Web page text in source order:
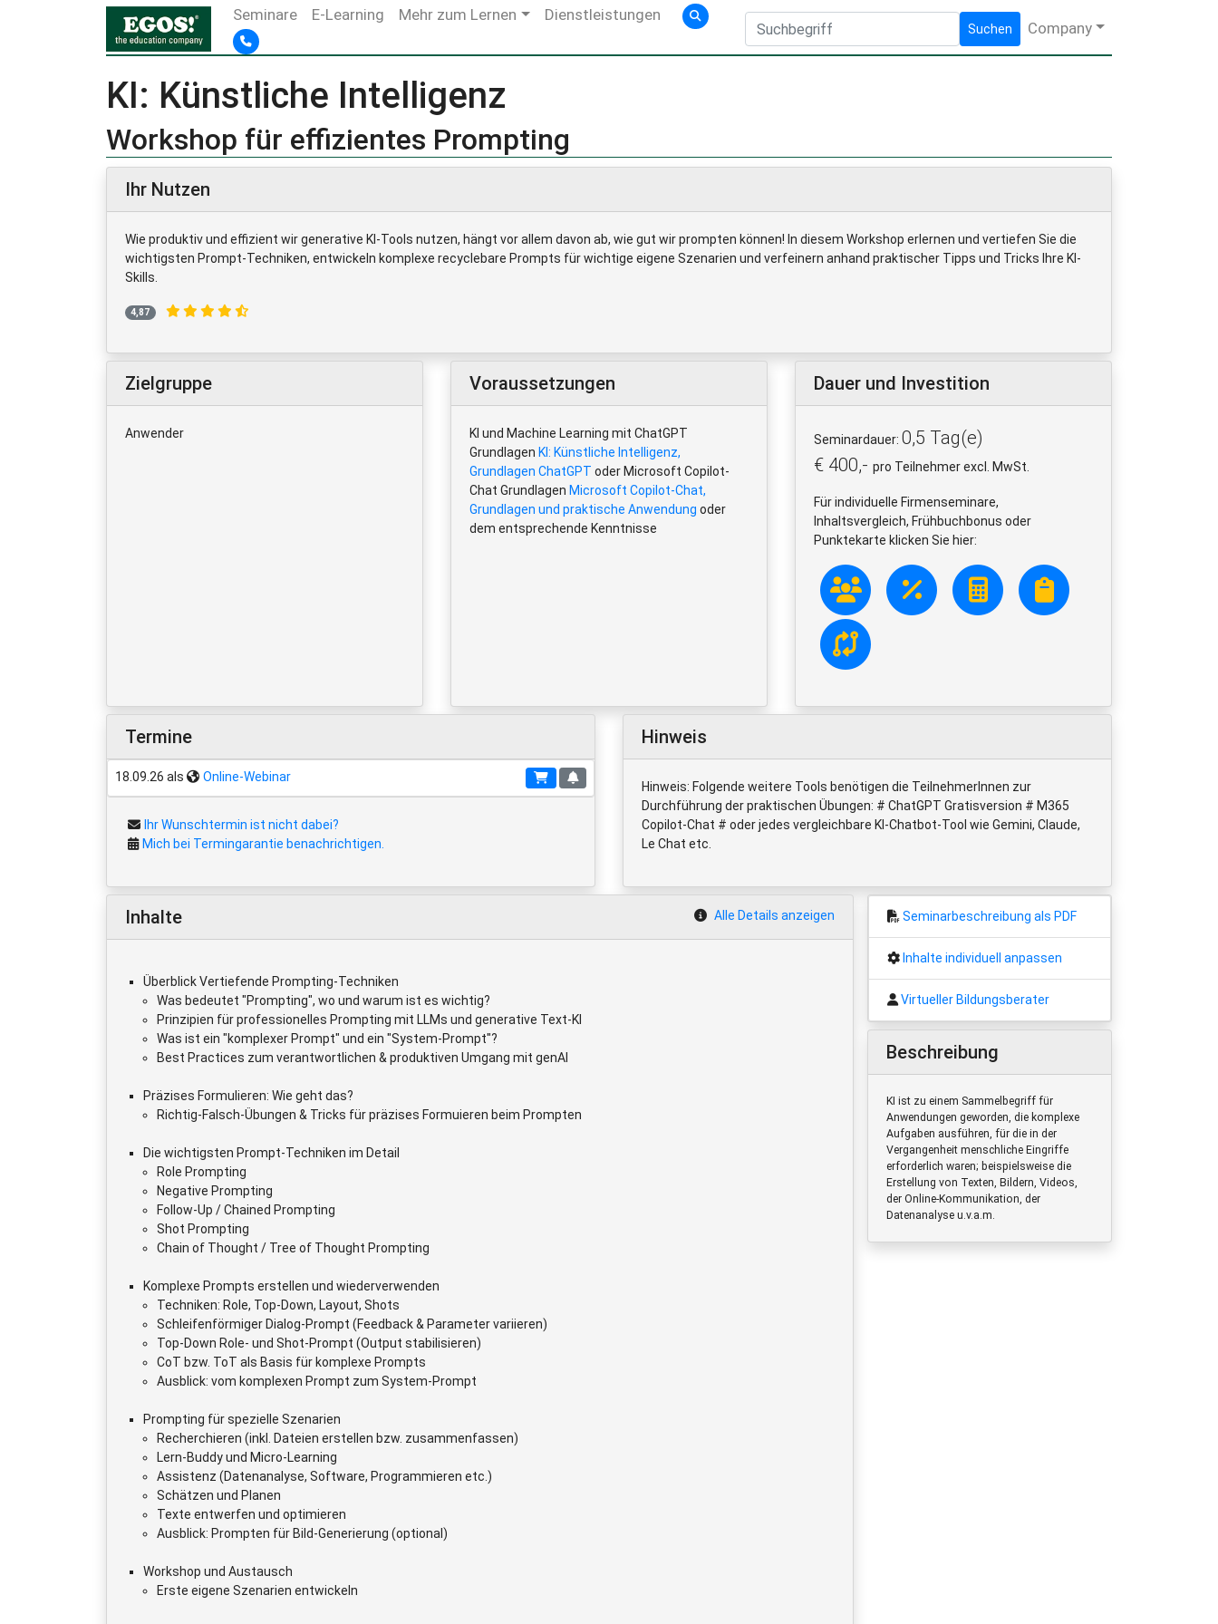
Seminare E-Learning Mehr zum Lernen Dienstleistungen
Suchen Company
KI: Künstliche Intelligenz
Workshop für effizientes Prompting
Ihr Nutzen
Wie produktiv und effizient wir generative KI-Tools nutzen, hängt vor allem davon ab, wie gut wir prompten können! In diesem Workshop erlernen und vertiefen Sie die
wichtigsten Prompt-Techniken, entwickeln komplexe recyclebare Prompts für wichtige eigene Szenarien und verfeinern anhand praktischer Tipps und Tricks Ihre KI-
Skills.
4,87
Zielgruppe
Anwender
Voraussetzungen
KI und Machine Learning mit ChatGPT
Grundlagen KI: Künstliche Intelligenz,
Grundlagen ChatGPT oder Microsoft Copilot-
Chat Grundlagen Microsoft Copilot-Chat,
Grundlagen und praktische Anwendung oder
dem entsprechende Kenntnisse
Dauer und Investition
Seminardauer: 0,5 Tag(e)
€ 400,- pro Teilnehmer excl. MwSt.
Für individuelle Firmenseminare,
Inhaltsvergleich, Frühbuchbonus oder
Punktekarte klicken Sie hier:
Termine
18.09.26 als Online-Webinar
Ihr Wunschtermin ist nicht dabei?
Mich bei Termingarantie benachrichtigen.
Hinweis
Hinweis: Folgende weitere Tools benötigen die TeilnehmerInnen zur
Durchführung der praktischen Übungen: # ChatGPT Gratisversion # M365
Copilot-Chat # oder jedes vergleichbare KI-Chatbot-Tool wie Gemini, Claude,
Le Chat etc.
Inhalte Alle Details anzeigen
Überblick Vertiefende Prompting-Techniken
Was bedeutet "Prompting", wo und warum ist es wichtig?
Prinzipien für professionelles Prompting mit LLMs und generative Text-KI
Was ist ein "komplexer Prompt" und ein "System-Prompt"?
Best Practices zum verantwortlichen & produktiven Umgang mit genAI
Präzises Formulieren: Wie geht das?
Richtig-Falsch-Übungen & Tricks für präzises Formuieren beim Prompten
Die wichtigsten Prompt-Techniken im Detail
Role Prompting
Negative Prompting
Follow-Up / Chained Prompting
Shot Prompting
Chain of Thought / Tree of Thought Prompting
Komplexe Prompts erstellen und wiederverwenden
Techniken: Role, Top-Down, Layout, Shots
Schleifenförmiger Dialog-Prompt (Feedback & Parameter variieren)
Top-Down Role- und Shot-Prompt (Output stabilisieren)
CoT bzw. ToT als Basis für komplexe Prompts
Ausblick: vom komplexen Prompt zum System-Prompt
Prompting für spezielle Szenarien
Recherchieren (inkl. Dateien erstellen bzw. zusammenfassen)
Lern-Buddy und Micro-Learning
Assistenz (Datenanalyse, Software, Programmieren etc.)
Schätzen und Planen
Texte entwerfen und optimieren
Ausblick: Prompten für Bild-Generierung (optional)
Workshop und Austausch
Erste eigene Szenarien entwickeln
Seminarbeschreibung als PDF
Inhalte individuell anpassen
Virtueller Bildungsberater
Beschreibung
KI ist zu einem Sammelbegriff für
Anwendungen geworden, die komplexe
Aufgaben ausführen, für die in der
Vergangenheit menschliche Eingriffe
erforderlich waren; beispielsweise die
Erstellung von Texten, Bildern, Videos,
der Online-Kommunikation, der
Datenanalyse u.v.a.m.